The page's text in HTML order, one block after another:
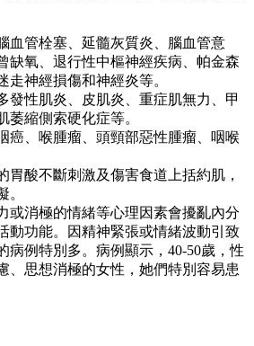
血管栓塞、延髓灰質炎、腦血管意
缺氧、退行性中樞神經疾病、帕金森
走神經損傷和神經炎等。
發性肌炎、皮肌炎、重症肌無力、甲
萎縮側索硬化症等。
癌、喉腫瘤、頭頸部惡性腫瘤、咽喉
胃酸不斷刺激及傷害食道上括約肌，
。
或消極的情緒等心理因素會擾亂內分
動功能。因精神緊張或情緒波動引致
病例特別多。病例顯示，40-50歲，性
、思想消極的女性，她們特別容易患